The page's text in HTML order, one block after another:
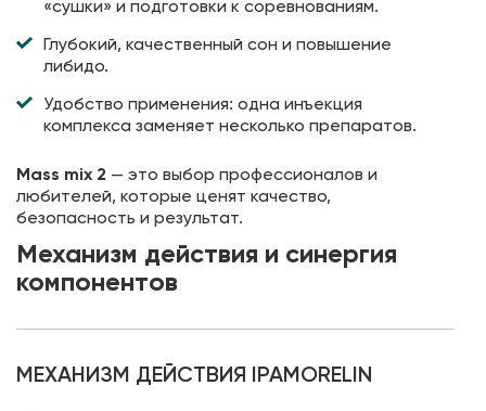
«сушки» и подготовки к соревнованиям.
Глубокий, качественный сон и повышение
либидо.
Удобство применения: одна инъекция
комплекса заменяет несколько препаратов.
Mass mix 2 — это выбор профессионалов и
любителей, которые ценят качество,
безопасность и результат.
Механизм действия и синергия
компонентов
МЕХАНИЗМ ДЕЙСТВИЯ IPAMORELIN